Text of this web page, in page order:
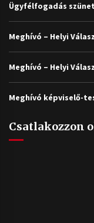
Ügyfélfogadás
Meghívó – Helyi
Meghívó – Helyi
Meghívó képviselő-
Csatlakozzon